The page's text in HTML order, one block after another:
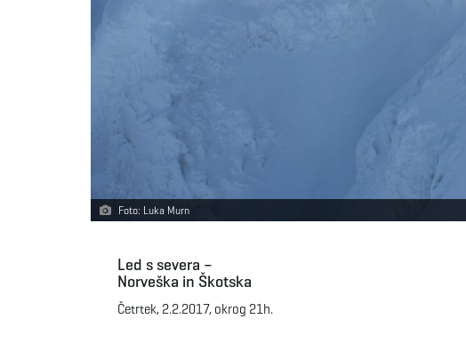
Foto: Luka Murn
Led s severa –
Norveška in Škotska
Četrtek, 2.2.2017, okrog 21h.